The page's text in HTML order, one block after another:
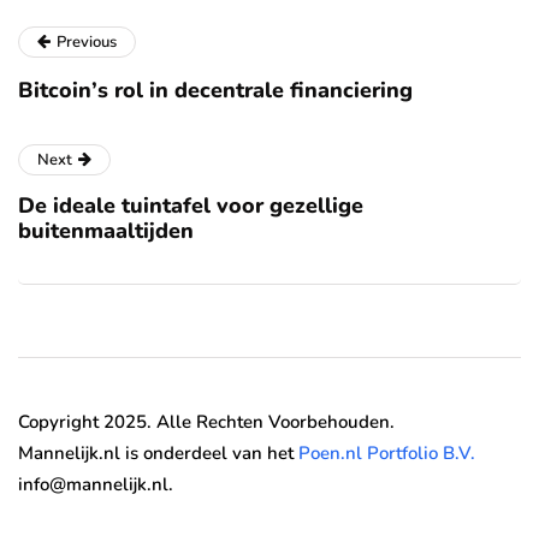
Previous
Bitcoin’s rol in decentrale financiering
Next
De ideale tuintafel voor gezellige
buitenmaaltijden
Copyright 2025. Alle Rechten Voorbehouden.
Mannelijk.nl is onderdeel van het Poen.nl Portfolio B.V.
info@mannelijk.nl.